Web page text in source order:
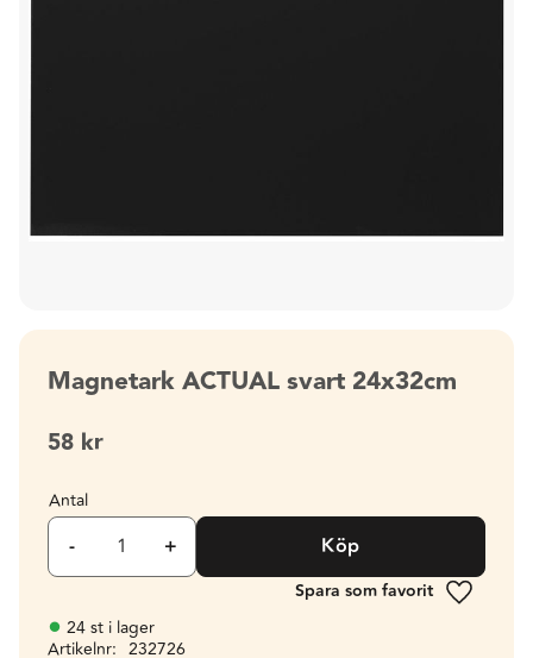
Magnetark ACTUAL svart 24x32cm
58 kr
Antal
+
- Köp
Lägg till
24 st i lager
Artikelnr
232726